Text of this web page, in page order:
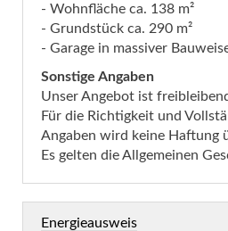
- Wohnfläche ca. 138 m²
- Grundstück ca. 290 m²
- Garage in massiver
Sonstige Angaben
Unser Angebot ist
Für die Richtigkeit und
Angaben wird keine Haftung
Es gelten die Allgemeinen
Energieausweis